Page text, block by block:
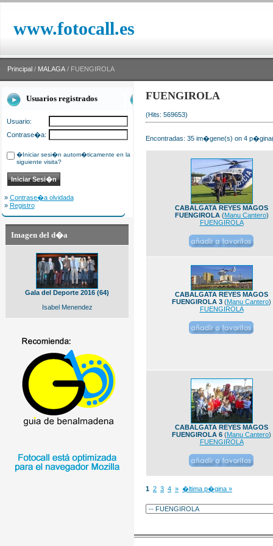
www.fotocall.es
Principal / MALAGA / FUENGIROLA
Usuarios registrados
Usuario:
Contrase�a:
�Iniciar sesi�n autom�ticamente en la
siguiente visita?
» Contrase�a olvidada
» Registro
Imagen del d�a
Gala del Deporte 2016 (64)
Isabel Menendez
FUENGIROLA
(Hits: 569653)
Encontradas: 35 im�gene(s) on 4
CABALGATA REYES MAGOS
FUENGIROLA(Manu Cantero)
FUENGIROLA
CABALGATA REYES MAGOS
FUENGIROLA 3 (Manu Cantero)
FUENGIROLA
CABALGATA REYES MAGOS
FUENGIROLA 6 (Manu Cantero)
FUENGIROLA
1 2 3 4 » �ltima p�gina »